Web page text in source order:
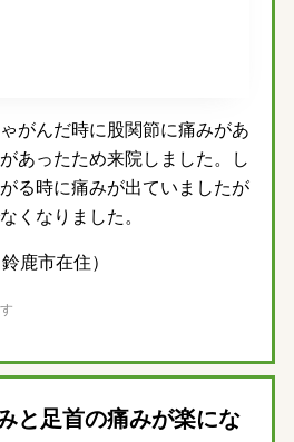
がんだ時に股関節に痛みがあ
あったため来院しました。し
る時に痛みが出ていましたが
くなりました。
鹿市在住）
と足首の痛みが楽にな